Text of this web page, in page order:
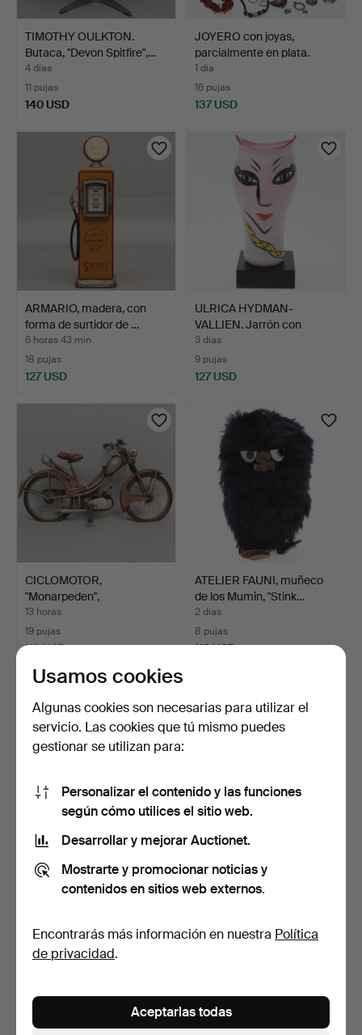
TIMOTHY OULKTON.
Butaca, "Devon Spitfire",…
4 días
11 pujas
140 USD
JOYERO con joyas,
parcialmente en plata.
1 día
16 pujas
137 USD
ARMARIO, madera, con
forma de surtidor de …
6 horas 43 min
18 pujas
127 USD
ULRICA HYDMAN-
VALLIEN. Jarrón con
consola …
3 días
9 pujas
127 USD
CICLOMOTOR,
"Monarpeden",
probablemente mo…
13 horas
19 pujas
119 USD
ATELIER FAUNI, muñeco
de los Mumin, "Stink…
2 días
8 pujas
116 USD
ESCULTURA, hierro fundido
pintado, tigre s…
lámpara de conchas,…
4 días
Usamos cookies
Algunas cookies son necesarias para utilizar el
servicio. Las cookies que tú mismo puedes
gestionar se utilizan para:
Personalizar el contenido y las funciones
según cómo utilices el sitio web.
Desarrollar y mejorar Auctionet.
Mostrarte y promocionar noticias y
contenidos en sitios web externos.
Encontrarás más información en nuestra Política
de privacidad.
Aceptarlas todas